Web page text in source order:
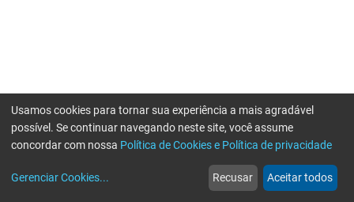
web
Notícias
more_horiz
Mais
Usamos cookies para tornar sua experiência a mais agradável
possível. Se continuar navegando neste site, você assume
concordar com nossa Política de Cookies e Política de privacidade
Gerenciar Cookies... Recusar Aceitar todos
Erro ao enviar informações, por favor tente novamente